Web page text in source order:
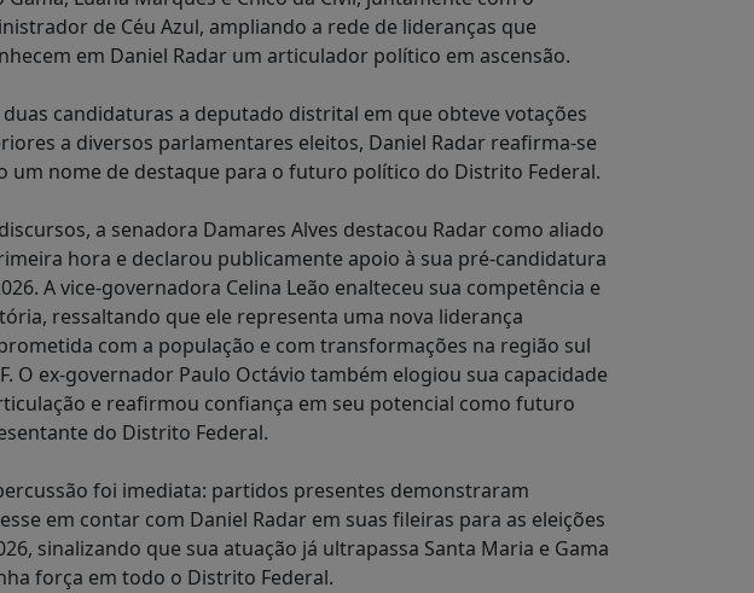
de Céu Azul, ampliando a rede de lideranças que
em Daniel Radar um articulador político em ascensão.
duas candidaturas a deputado distrital em que obteve votações
a diversos parlamentares eleitos, Daniel Radar reafirma-se
um nome de destaque para o futuro político do Distrito Federal.
a senadora Damares Alves destacou Radar como aliado
hora e declarou publicamente apoio à sua pré-candidatura
A vice-governadora Celina Leão enalteceu sua competência e
ressaltando que ele representa uma nova liderança
com a população e com transformações na região sul
O ex-governador Paulo Octávio também elogiou sua capacidade
e reafirmou confiança em seu potencial como futuro
do Distrito Federal.
foi imediata: partidos presentes demonstraram
em contar com Daniel Radar em suas fileiras para as eleições
sinalizando que sua atuação já ultrapassa Santa Maria e Gama
força em todo o Distrito Federal.